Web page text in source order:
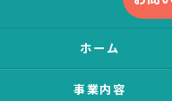
ホーム
事業内容